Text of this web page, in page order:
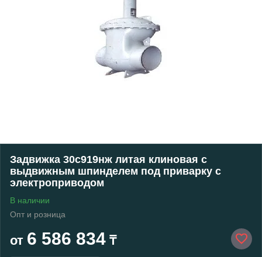
Задвижка 30с919нж литая клиновая с
выдвижным шпинделем под приварку с
электроприводом
В наличии
Опт и розница
от 6 586 834 ₸